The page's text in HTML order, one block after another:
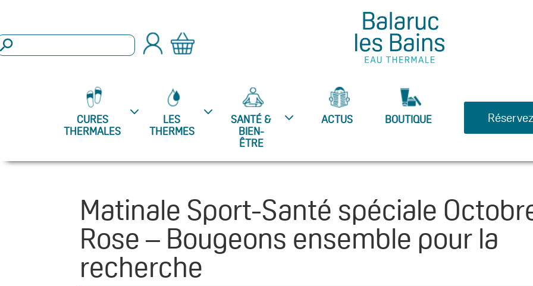
Button
CURES
THERMALES
LES
THERMES
SANTÉ &
BIEN-
ÊTRE
ACTUS BOUTIQUE
Matinale Sport-Santé spéciale
Rose – Bougeons ensemble pour la
recherche